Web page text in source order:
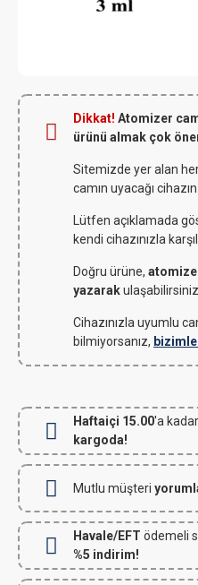
Dikkat! Atomizer
ürünü almak çok
Sitemizde yer alan her
camın uyacağı
Lütfen açıklamada
kendi cihazınızla
Doğru ürüne,
yazarakulaşabilirsiniz.
Cihazınızla uyumlu
bilmiyorsanız,
Haftaiçi 15.00'a
kargoda!
Mutlu müşteri
Havale/EFT ödemeli
%5 indirim!